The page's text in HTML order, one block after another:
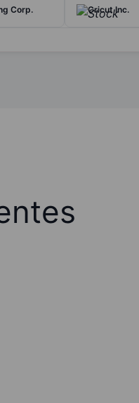
Corp. Cricut Inc.